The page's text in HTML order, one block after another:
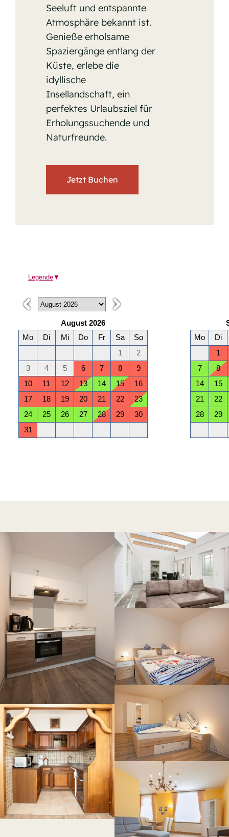
Seeluft und entspannte
Atmosphäre bekannt ist.
Genieße erholsame
Spaziergänge entlang der
Küste, erlebe die
idyllische
Insellandschaft, ein
perfektes Urlaubsziel für
Erholungssuchende und
Naturfreunde.
Jetzt Buchen